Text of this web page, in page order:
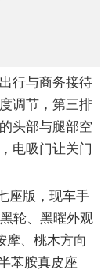
行与商务接待
调节，第三排
头部与腿部空
电吸门让关门
座版，现车手
轮、黑曜外观
摩、桃木方向
苯胺真皮座